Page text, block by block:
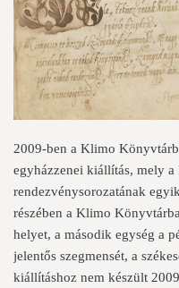
2009-ben a Klimo
egyházzenei kiállítás, mely
rendezvénysorozatának
részében a Klimo
helyet, a második egység a
jelentős szegmensét, a
kiállításhoz nem készült